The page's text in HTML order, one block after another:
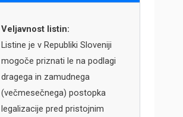
Veljavnost listin:
Listine je v Republiki Sloveniji
mogoče priznati le na podlagi
dragega in zamudnega
(večmesečnega) postopka
legalizacije pred pristojnim